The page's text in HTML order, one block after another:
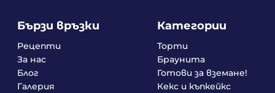
Бързи връзки
Рецепти
За нас
Блог
Галерия
Категории
Торти
Браунита
Готови за вземане!
Кекс и къпкейкс